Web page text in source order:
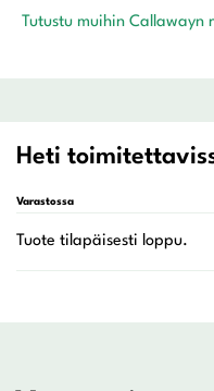
Tutustu muihin
Heti
Varastossa